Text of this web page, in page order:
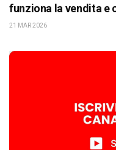
funziona la vendita e
21 MAR 2026